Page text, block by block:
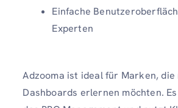
Einfache
Experten
Adzooma ist ideal für Marken, die
Dashboards erlernen möchten.